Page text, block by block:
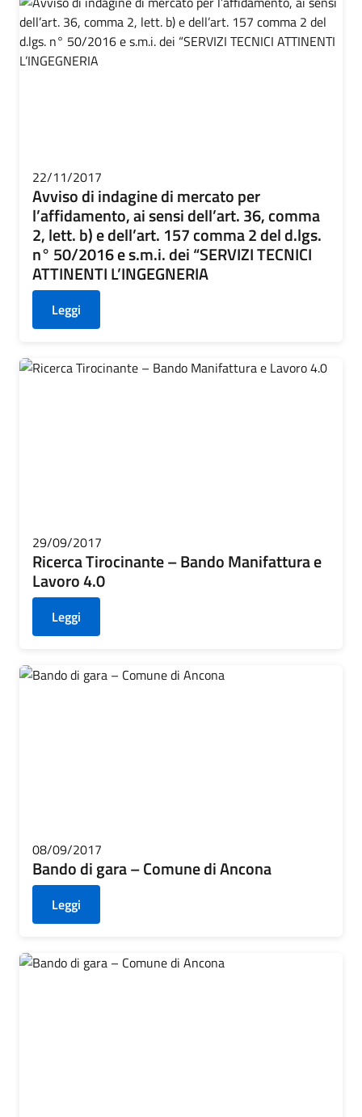
22/11/2017
Avviso di indagine di mercato per
l’affidamento, ai sensi dell’art. 36, comma
2, lett. b) e dell’art. 157 comma 2 del d.lgs.
n° 50/2016 e s.m.i. dei “SERVIZI TECNICI
ATTINENTI L’INGEGNERIA
Leggi
29/09/2017
Ricerca Tirocinante – Bando Manifattura e
Lavoro 4.0
Leggi
08/09/2017
Bando di gara – Comune di Ancona
Leggi